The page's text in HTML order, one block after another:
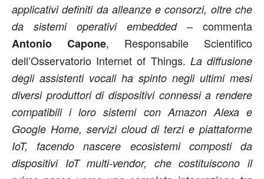
applicativi definiti da alleanze e consorzi, oltre che
da sistemi operativi embedded– commenta
Antonio Capone, Responsabile Scientifico
dell’Osservatorio Internet of Things. La diffusione
degli assistenti vocali ha spinto negli ultimi mesi
diversi produttori di dispositivi connessi a rendere
compatibili i loro sistemi con Amazon Alexa e
Google Home, servizi cloud di terzi e piattaforme
IoT, facendo nascere ecosistemi composti da
dispositivi IoT multi-vendor, che costituiscono il